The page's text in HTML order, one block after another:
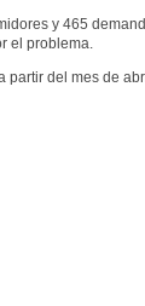
y 465
el problema.
partir del mes de